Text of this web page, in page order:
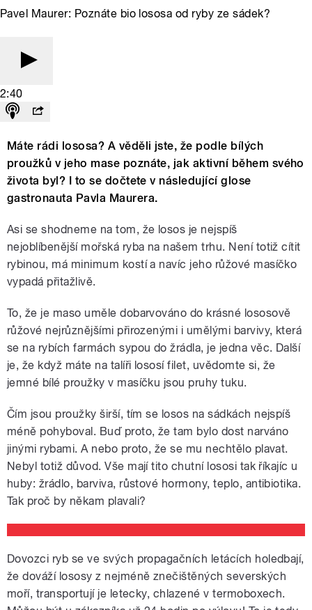
Pavel Maurer: Poznáte bio lososa od ryby ze sádek?
2:40
Máte rádi lososa? A věděli jste, že podle bílých
proužků v jeho mase poznáte, jak aktivní během svého
života byl? I to se dočtete v následující glose
gastronauta Pavla Maurera.
Asi se shodneme na tom, že losos je nejspíš
nejoblíbenější mořská ryba na našem trhu. Není totiž cítit
rybinou, má minimum kostí a navíc jeho růžové masíčko
vypadá přitažlivě.
To, že je maso uměle dobarvováno do krásné lososově
růžové nejrůznějšími přirozenými i umělými barvivy, která
se na rybích farmách sypou do žrádla, je jedna věc. Další
je, že když máte na talíři lososí filet, uvědomte si, že
jemné bílé proužky v masíčku jsou pruhy tuku.
Čím jsou proužky širší, tím se losos na sádkách nejspíš
méně pohyboval. Buď proto, že tam bylo dost narváno
jinými rybami. A nebo proto, že se mu nechtělo plavat.
Nebyl totiž důvod. Vše mají tito chutní lososi tak říkajíc u
huby: žrádlo, barviva, růstové hormony, teplo, antibiotika.
Tak proč by někam plavali?
Dovozci ryb se ve svých propagačních letácích holedbají,
že dováží lososy z nejméně znečištěných severských
moří, transportují je letecky, chlazené v termoboxech.